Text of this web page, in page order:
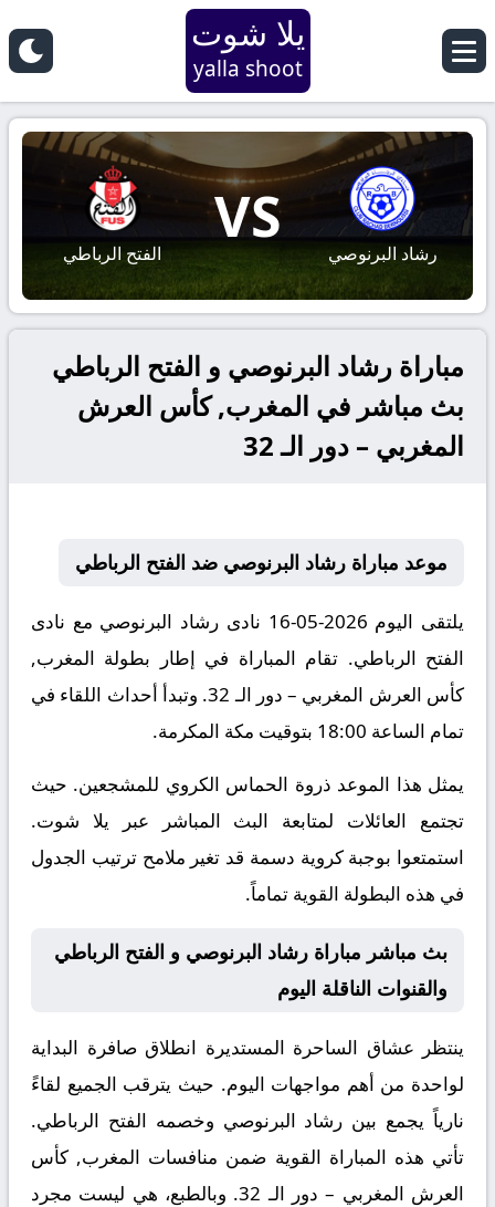
يلا شوت
yalla shoot
رشاد البرنوصي
VS
الفتح الرباطي
مباراة رشاد البرنوصي و الفتح الرباطي
بث مباشر في المغرب, كأس العرش
المغربي – دور الـ 32
موعد مباراة رشاد البرنوصي ضد الفتح الرباطي
يلتقى اليوم 2026-05-16 نادى رشاد البرنوصي مع نادى
الفتح الرباطي. تقام المباراة في إطار بطولة المغرب,
كأس العرش المغربي – دور الـ 32. وتبدأ أحداث اللقاء في
تمام الساعة 18:00 بتوقيت مكة المكرمة.
يمثل هذا الموعد ذروة الحماس الكروي للمشجعين. حيث
تجتمع العائلات لمتابعة البث المباشر عبر يلا شوت.
استمتعوا بوجبة كروية دسمة قد تغير ملامح ترتيب الجدول
في هذه البطولة القوية تماماً.
بث مباشر مباراة رشاد البرنوصي و الفتح الرباطي
والقنوات الناقلة اليوم
ينتظر عشاق الساحرة المستديرة انطلاق صافرة البداية
لواحدة من أهم مواجهات اليوم. حيث يترقب الجميع لقاءً
نارياً يجمع بين رشاد البرنوصي وخصمه الفتح الرباطي.
تأتي هذه المباراة القوية ضمن منافسات المغرب, كأس
العرش المغربي – دور الـ 32
. وبالطبع، هي ليست مجرد